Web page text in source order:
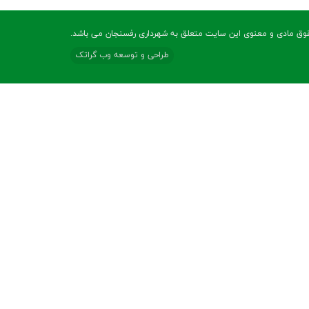
مادی و معنوی این سایت متعلق به شهرداری رفسنجان می باشد.
طراحی و توسعه وب گراتک